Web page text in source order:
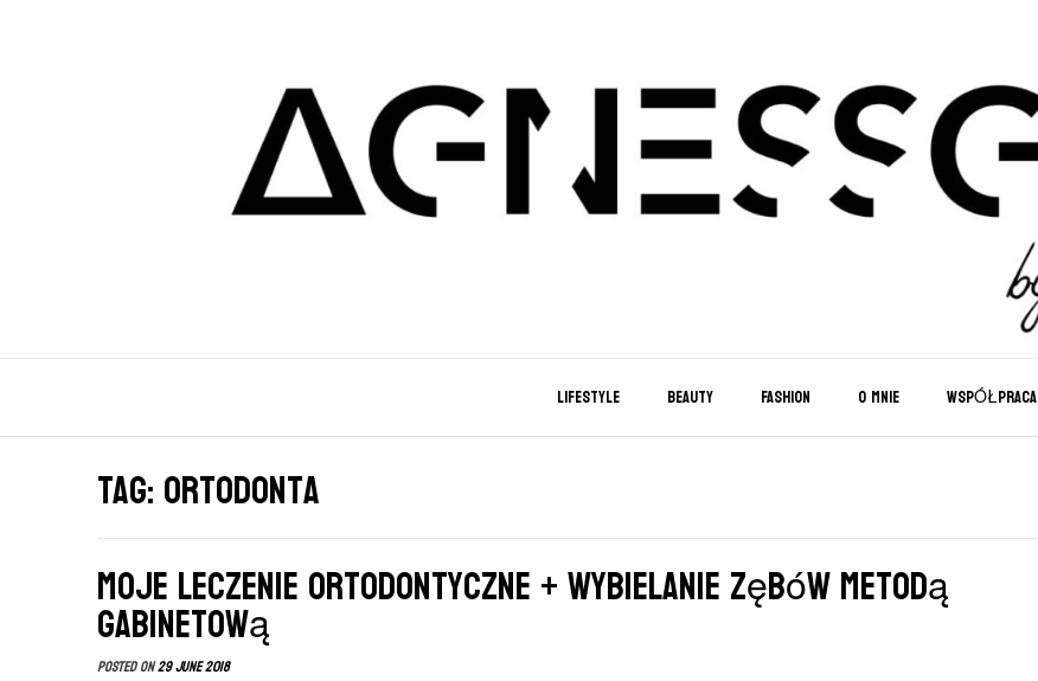
LIFESTYLE BEAUTY FASHION O MNIE WSPÓŁPRACA
Tag: ortodonta
Moje leczenie ortodontyczne + wybielanie zębów metodą
gabinetową
Posted on29 June 2018